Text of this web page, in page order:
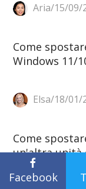

Facebook
Aria/15/09/
Come
Windows 11/
Elsa/18/01/
Come
un'altra unità